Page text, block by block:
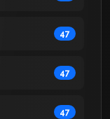
47
47
47